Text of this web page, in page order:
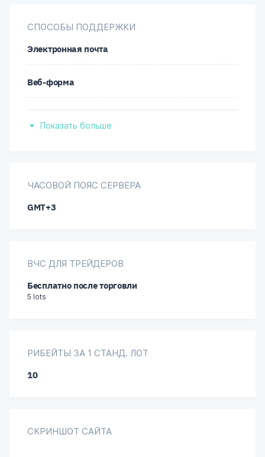
Малайский
Тайский
Китайский
СПОСОБЫ ПОДДЕРЖКИ
Электронная почта
Веб-форма
Teams
Показать больше
ЧАСОВОЙ ПОЯС СЕРВЕРА
GMT+3
ВЧС ДЛЯ ТРЕЙДЕРОВ
Бесплатно после торговли
5 lots
РИБЕЙТЫ ЗА 1 СТАНД. ЛОТ
10
СКРИНШОТ САЙТА